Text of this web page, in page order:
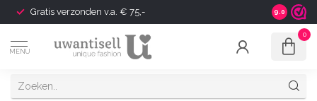
Gratis verzonden v.a. € 75,- Shipping
9.0
MENU
0